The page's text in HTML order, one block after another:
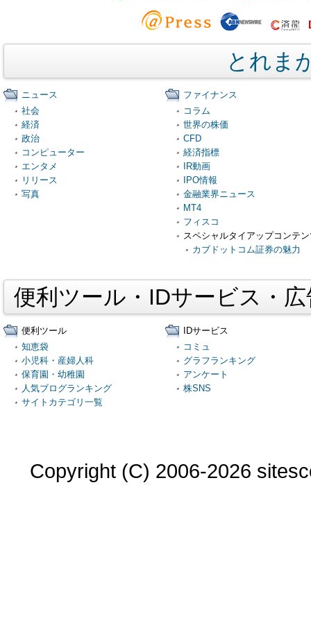
とれま
ニュース
社会
経済
政治
コンピューター
エンタメ
リリース
写真
ファイナンス
コラム
世界の株価
CFD
経済指標
IR動画
IPO情報
金融業界ニュース
MT4
フィスコ
スペシャルタイアップコンテ
カブドットコム証券の魅力
便利ツール・IDサービス・
便利ツール
知恵袋
小児科・産婦人科
保育園・幼稚園
人気ブログランキング
サイトカテゴリ一覧
IDサービス
コミュ
グラフランキング
アンケート
株SNS
Copyright (C) 2006-2026